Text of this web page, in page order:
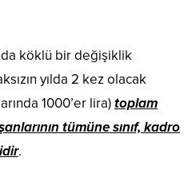
köklü bir değişiklik
yılda 2 kez olacak
1000’er lira)toplam
tümüne sınıf, kadro
.